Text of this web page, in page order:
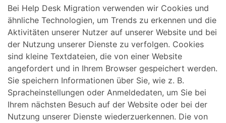
Bei Help Desk Migration verwenden wir Cookies und
ähnliche Technologien, um Trends zu erkennen und die
Aktivitäten unserer Nutzer auf unserer Website und bei
der Nutzung unserer Dienste zu verfolgen. Cookies
sind kleine Textdateien, die von einer Website
angefordert und in Ihrem Browser gespeichert werden.
Sie speichern Informationen über Sie, wie z. B.
Spracheinstellungen oder Anmeldedaten, um Sie bei
Ihrem nächsten Besuch auf der Website oder bei der
Nutzung unserer Dienste wiederzuerkennen. Die von